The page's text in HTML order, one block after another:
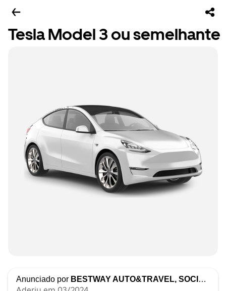
Tesla Model 3 ou semelhante
Anunciado por BESTWAY AUTO&TRAVEL, SOCIEDADE UNIPESSOAL LDA